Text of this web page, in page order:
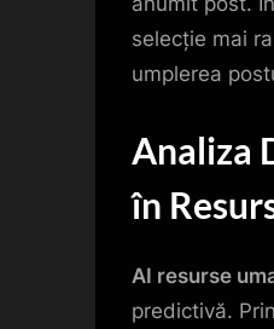
selecție mai
umplerea
Analiza
în
AI resurse
predictivă.